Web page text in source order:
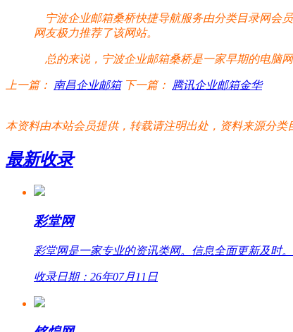
宁波企业邮箱桑桥快捷导航服务由分类目录网会
网友极力推荐了该网站。
总的来说，宁波企业邮箱桑桥是一家早期的电脑网
上一篇： 南昌企业邮箱 下一篇：
腾讯企业邮箱金华
本资料由本站会员提供，转载请注明出处，资料来源分类
最新收录
彩堂网
彩堂网是一家专业的资讯类网。信息全面更新及时。
收录日期：26年07月11日